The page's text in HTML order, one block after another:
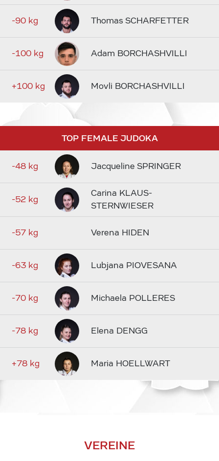
-90 kg Thomas SCHARFETTER
-100 kg Adam BORCHASHVILLI
+100 kg Movli BORCHASHVILLI
TOP FEMALE JUDOKA
-48 kg Jacqueline SPRINGER
-52 kg
Carina KLAUS-
STERNWIESER
-57 kg Verena HIDEN
-63 kg Lubjana PIOVESANA
-70 kg Michaela POLLERES
-78 kg Elena DENGG
+78 kg Maria HOELLWART
VEREINE